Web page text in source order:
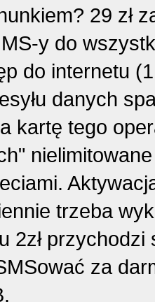
29 zł
y do
do internetu
danych
kartę tego
trzeba
2zł
za